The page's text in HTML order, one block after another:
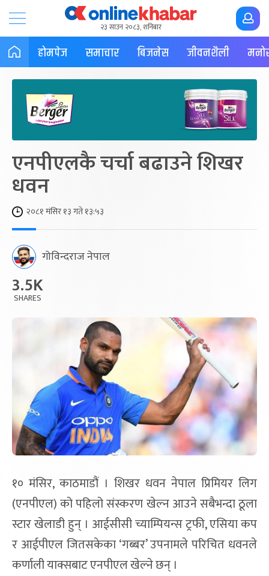
२३ साउन २०८३, शनिबार
होमपेज समाचार बिजनेस जीवनशैली
एनपीएलकै चर्चा बढाउने शिखर
धवन
२०८१ मंसिर १३ गते १३:५३
गोविन्दराज नेपाल
3.5K
SHARES
१० मंसिर, काठमाडौं । शिखर धवन नेपाल प्रिमियर लिग
(एनपीएल) को पहिलो संस्करण खेल्न आउने सबैभन्दा ठूला
स्टार खेलाडी हुन् । आईसीसी च्याम्पियन्स ट्रफी, एसिया कप
र आईपीएल जितसकेका ‘गब्बर’ उपनामले परिचित धवनले
कर्णाली याक्सबाट एनपीएल खेल्ने छन् ।